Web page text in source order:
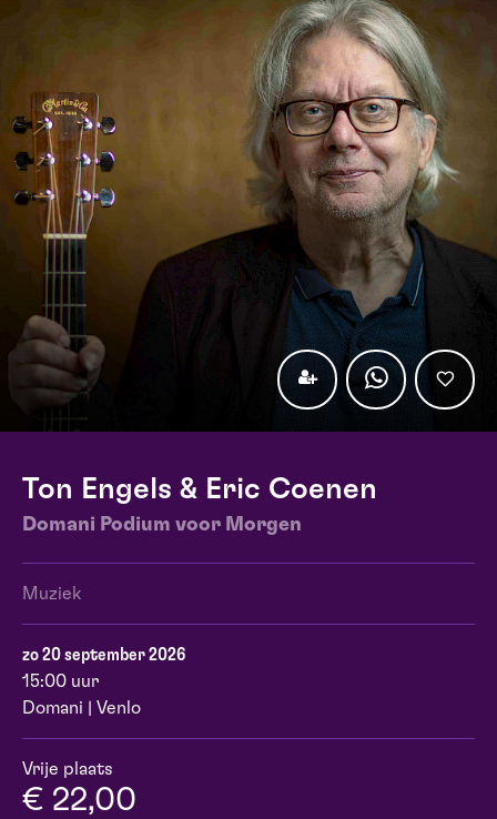
Ton Engels & Eric Coenen
Domani Podium voor Morgen
Muziek
zo 20 september 2026
15:00 uur
Domani | Venlo
Vrije plaats
€ 22,00